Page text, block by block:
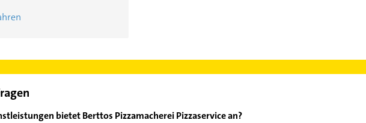
bietet Berttos Pizzamacherei Pizzaservice an?